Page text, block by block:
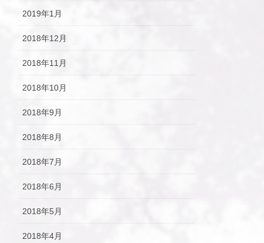
2019年1月
2018年12月
2018年11月
2018年10月
2018年9月
2018年8月
2018年7月
2018年6月
2018年5月
2018年4月